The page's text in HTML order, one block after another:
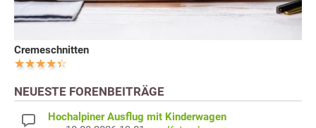
Cremeschnitten
NEUESTE FORENBEITRÄGE
Hochalpiner Ausflug mit Kinderwagen